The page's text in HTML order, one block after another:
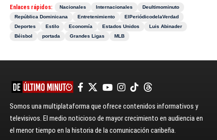
Enlaces rápidos: Nacionales Internacionales
Deultimominuto
República Dominicana
Entretenimiento
ElPeriódicodelaVerdad
Deportes
Estilo Economía Estados Unidos
Luis Abinader
Béisbol
portada Grandes Ligas MLB
Somos una multiplataforma que ofrece contenidos informativos y
televisivos. El medio noticioso de mayor crecimiento en audiencia en
el menor tiempo en la historia de la comunicación caribeña.